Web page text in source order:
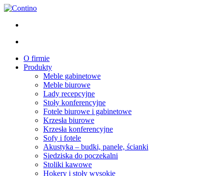
O firmie
Produkty
Meble gabinetowe
Meble biurowe
Lady recepcyjne
Stoły konferencyjne
Fotele biurowe i gabinetowe
Krzesła biurowe
Krzesła konferencyjne
Sofy i fotele
Akustyka – budki, panele, ścianki
Siedziska do poczekalni
Stoliki kawowe
Hokery i stoły wysokie